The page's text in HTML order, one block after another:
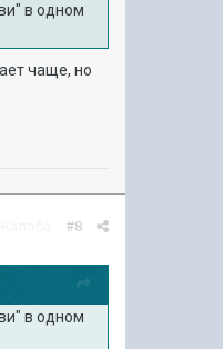
в одном
чаще, но
#8
в одном